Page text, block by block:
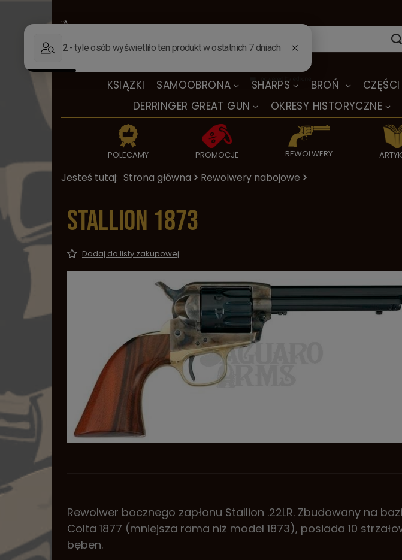
KSIĄŻKI SAMOOBRONA SHARPS BROŃ
DERRINGER GREAT GUN
OKRESY HISTORYCZNE
POLECAMY PROMOCJE REWOLWERY
Jesteś tutaj: Strona główna Rewolwery nabojowe
Stallion 1873
Dodaj do listy zakupowej
Rewolwer bocznego zapłonu Stallion .22LR. Zbudowany na
Colta 1877 (mniejsza rama niż model 1873), posiada 10
bęben.